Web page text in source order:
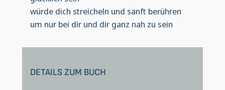
würde dich streicheln und sanft berühren
um nur bei dir und dir ganz nah zu sein
DETAILS ZUM BUCH